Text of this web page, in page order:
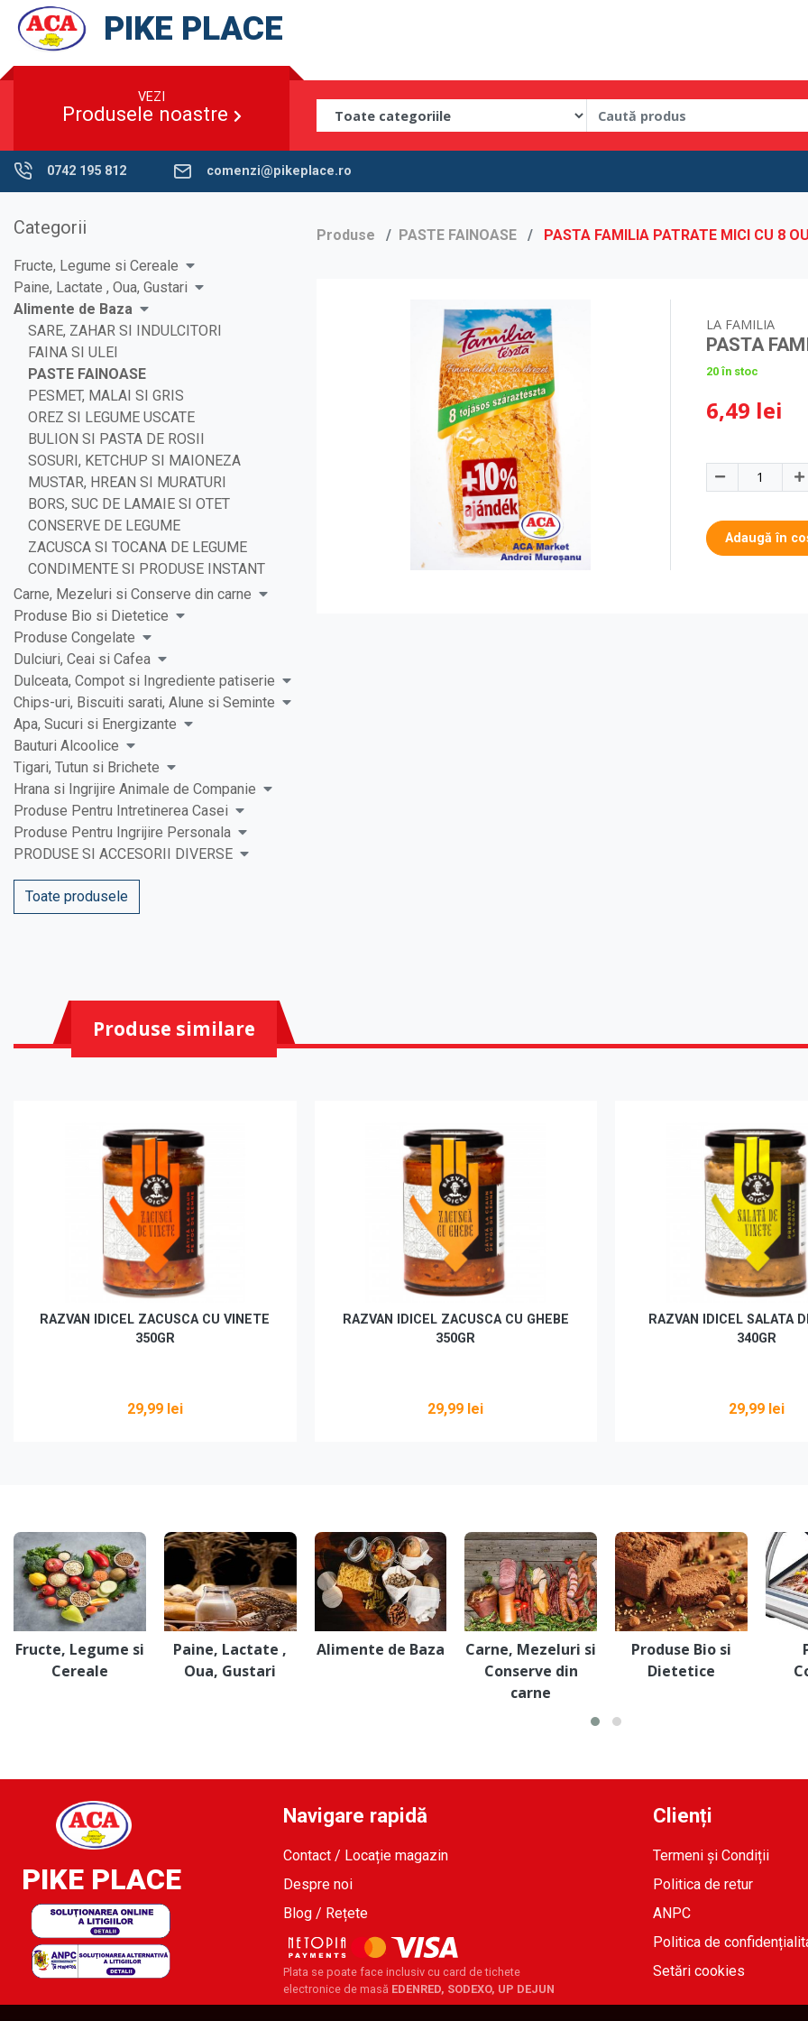
PIKE PLACE
VEZI
Produsele noastre
0742 195 812 comenzi@pikeplace.ro
Categorii
Fructe, Legume si Cereale
Paine, Lactate , Oua, Gustari
Alimente de Baza
SARE, ZAHAR SI INDULCITORI
FAINA SI ULEI
PASTE FAINOASE
PESMET, MALAI SI GRIS
OREZ SI LEGUME USCATE
BULION SI PASTA DE ROSII
SOSURI, KETCHUP SI MAIONEZA
MUSTAR, HREAN SI MURATURI
BORS, SUC DE LAMAIE SI OTET
CONSERVE DE LEGUME
ZACUSCA SI TOCANA DE LEGUME
CONDIMENTE SI PRODUSE INSTANT
Carne, Mezeluri si Conserve din carne
Produse Bio si Dietetice
Produse Congelate
Dulciuri, Ceai si Cafea
Dulceata, Compot si Ingrediente patiserie
Chips-uri, Biscuiti sarati, Alune si Seminte
Apa, Sucuri si Energizante
Bauturi Alcoolice
Tigari, Tutun si Brichete
Hrana si Ingrijire Animale de Companie
Produse Pentru Intretinerea Casei
Produse Pentru Ingrijire Personala
PRODUSE SI ACCESORII DIVERSE
Toate produsele
Produse PASTE FAINOASE PASTA FAMILIA PATRATE MICI CU 8
LA FAMILIA
PASTA
20 în stoc
6,49 lei
Adaugă în
Produse similare
RAZVAN IDICEL ZACUSCA CU VINETE
350GR
29,99 lei
RAZVAN IDICEL ZACUSCA CU GHEBE
350GR
29,99 lei
RAZVAN IDICEL SALATA
340GR
29,99 lei
Fructe, Legume si
Cereale
Paine, Lactate ,
Oua, Gustari
Alimente de Baza
Carne, Mezeluri si
Conserve din
carne
Produse Bio si
Dietetice
PIKE PLACE
Navigare rapidă
Contact / Locație magazin
Despre noi
Blog / Rețete
Plata se poate face inclusiv cu card de tichete
electronice de masă EDENRED, SODEXO, UP DEJUN
Clienți
Termeni și Condiții
Politica de retur
ANPC
Politica de
Setări cookies